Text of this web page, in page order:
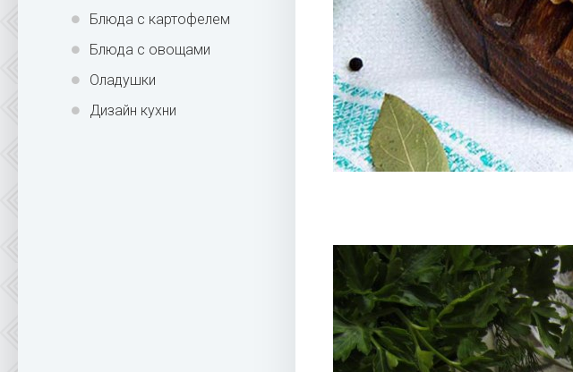
Блюда с картофелем
Блюда с овощами
Оладушки
Дизайн кухни